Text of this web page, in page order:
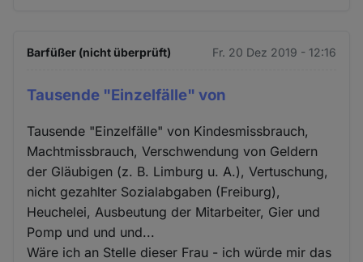
Barfüßer (nicht überprüft) Fr. 20 Dez 2019 - 12:16
Tausende "Einzelfälle" von
Tausende "Einzelfälle" von Kindesmissbrauch,
Machtmissbrauch, Verschwendung von Geldern
der Gläubigen (z. B. Limburg u. A.), Vertuschung,
nicht gezahlter Sozialabgaben (Freiburg),
Heuchelei, Ausbeutung der Mitarbeiter, Gier und
Pomp und und und...
Wäre ich an Stelle dieser Frau - ich würde mir das